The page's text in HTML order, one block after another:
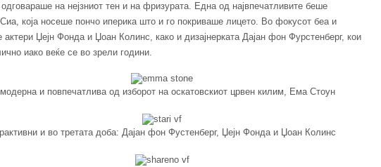
на нејзниот тен и на фризурата. Една од највпечатливите беше
која носеше пончо иперика што и го покриваше лицето. Во фокусот беа и
актери Џејн Фонда и Џоан Колинс, како и дизајнерката Дајан фон Фурстенберг, кои
иако веќе се во зрели години.
и повпечатлива од изборот на оскатовскиот црвен килим, Ема Стоун
и во третата доба: Дајан фон Фустенберг, Џејн Фонда и Џоан Колинс